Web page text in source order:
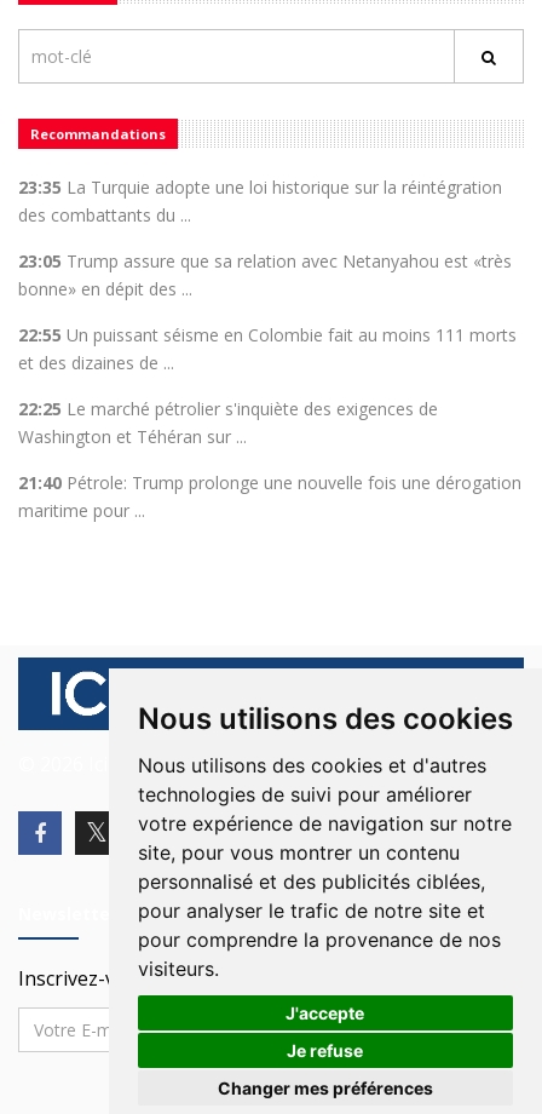
Nous utilisons des cookies
Nous utilisons des cookies et d'autres
technologies de suivi pour améliorer
votre expérience de navigation sur notre
site, pour vous montrer un contenu
personnalisé et des publicités ciblées,
pour analyser le trafic de notre site et
pour comprendre la provenance de nos
visiteurs.
J'accepte
Je refuse
Changer mes préférences
Recommandations
23:35 La Turquie adopte une loi historique sur la réintégration
des combattants du ...
23:05 Trump assure que sa relation avec Netanyahou est «très
bonne» en dépit des ...
22:55 Un puissant séisme en Colombie fait au moins 111 morts
et des dizaines de ...
22:25 Le marché pétrolier s'inquiète des exigences de
Washington et Téhéran sur ...
21:40 Pétrole: Trump prolonge une nouvelle fois une dérogation
maritime pour ...
© 2026 Ici Beyrouth. Tous les droits sont réservés.
Inscrivez-vous à notre Newsletter